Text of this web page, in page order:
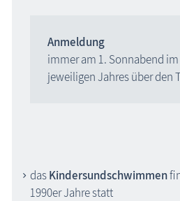
Anmeldung
immer am 1. Sonnabend
jeweiligen Jahres über den
dasKindersundschwimmen
1990er Jahre statt